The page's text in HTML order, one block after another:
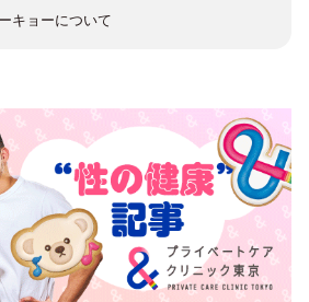
キョーについて